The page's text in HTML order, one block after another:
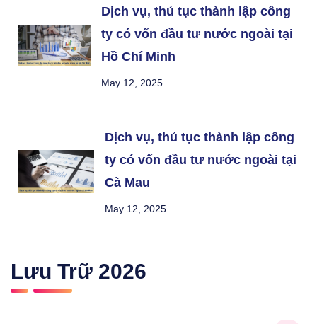
Dịch vụ, thủ tục thành lập công
ty có vốn đầu tư nước ngoài tại
Hồ Chí Minh
May 12, 2025
Dịch vụ, thủ tục thành lập công
ty có vốn đầu tư nước ngoài tại
Cà Mau
May 12, 2025
Lưu Trữ 2026